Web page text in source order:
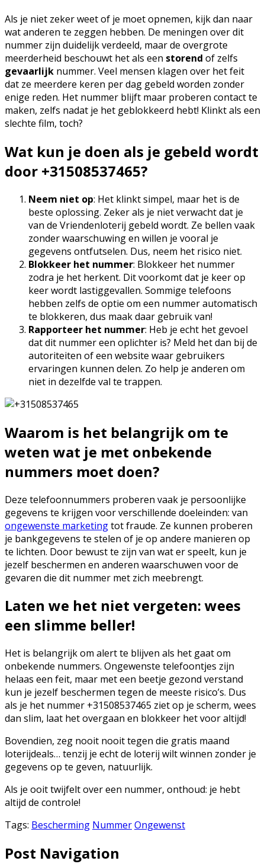
Als je niet zeker weet of je moet opnemen, kijk dan naar
wat anderen te zeggen hebben. De meningen over dit
nummer zijn duidelijk verdeeld, maar de overgrote
meerderheid beschouwt het als een storend of zelfs
gevaarlijk nummer. Veel mensen klagen over het feit
dat ze meerdere keren per dag gebeld worden zonder
enige reden. Het nummer blijft maar proberen contact te
maken, zelfs nadat je het geblokkeerd hebt! Klinkt als een
slechte film, toch?
Wat kun je doen als je gebeld wordt
door +31508537465?
Neem niet op: Het klinkt simpel, maar het is de
beste oplossing. Zeker als je niet verwacht dat je
van de Vriendenloterij gebeld wordt. Ze bellen vaak
zonder waarschuwing en willen je vooral je
gegevens ontfutselen. Dus, neem het risico niet.
Blokkeer het nummer: Blokkeer het nummer
zodra je het herkent. Dit voorkomt dat je keer op
keer wordt lastiggevallen. Sommige telefoons
hebben zelfs de optie om een nummer automatisch
te blokkeren, dus maak daar gebruik van!
Rapporteer het nummer: Heb je echt het gevoel
dat dit nummer een oplichter is? Meld het dan bij de
autoriteiten of een website waar gebruikers
ervaringen kunnen delen. Zo help je anderen om
niet in dezelfde val te trappen.
Waarom is het belangrijk om te
weten wat je met onbekende
nummers moet doen?
Deze telefoonnummers proberen vaak je persoonlijke
gegevens te krijgen voor verschillende doeleinden: van
ongewenste marketingtot fraude. Ze kunnen proberen
je bankgegevens te stelen of je op andere manieren op
te lichten. Door bewust te zijn van wat er speelt, kun je
jezelf beschermen en anderen waarschuwen voor de
gevaren die dit nummer met zich meebrengt.
Laten we het niet vergeten: wees
een slimme beller!
Het is belangrijk om alert te blijven als het gaat om
onbekende nummers. Ongewenste telefoontjes zijn
helaas een feit, maar met een beetje gezond verstand
kun je jezelf beschermen tegen de meeste risico’s. Dus
als je het nummer +31508537465 ziet op je scherm, wees
dan slim, laat het overgaan en blokkeer het voor altijd!
Bovendien, zeg nooit nooit tegen die gratis maand
loterijdeals… tenzij je echt de loterij wilt winnen zonder je
gegevens op te geven, natuurlijk.
Als je ooit twijfelt over een nummer, onthoud: je hebt
altijd de controle!
Tags: Bescherming NummerOngewenst
Post Navigation